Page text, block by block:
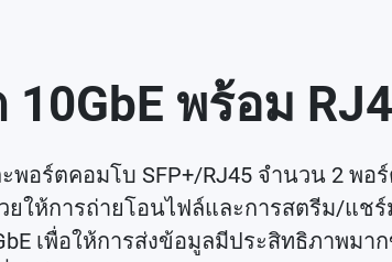
พร้อม
พอร์ตคอมโบ SFP+/RJ45 จำนวน 2 พอ
ให้การถ่ายโอนไฟล์และการสตรีม/แช
เพื่อให้การส่งข้อมูลมีประสิทธิภาพมา